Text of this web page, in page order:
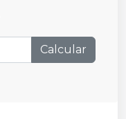
Calcular